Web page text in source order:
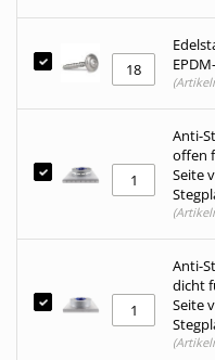
Anti-
offen
Seite
Anti-
dicht
Seite